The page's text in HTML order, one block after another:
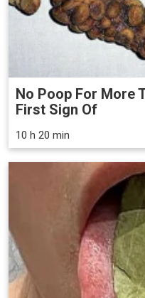
No Poop For More
First Sign Of
10 h 20 min